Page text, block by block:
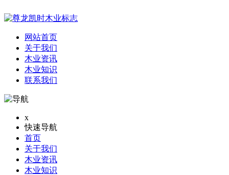
网站首页
关于我们
木业资讯
木业知识
联系我们
x
快速导航
首页
关于我们
木业资讯
木业知识